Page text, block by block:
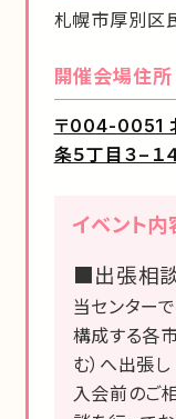
札幌市厚別区
開催会場住所
〒004-0051
条５丁目３−１
イベント内
■出張相
当センター
構成する各
む）へ出張し
入会前のご